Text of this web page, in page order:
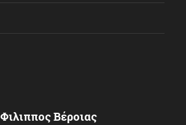
Φιλιππος Βέροιας